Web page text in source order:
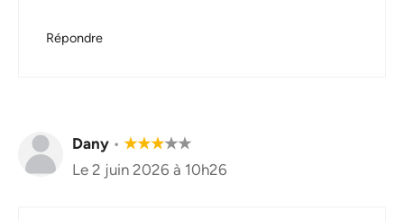
Répondre
Dany • ★★★★★
Le 2 juin 2026 à 10h26